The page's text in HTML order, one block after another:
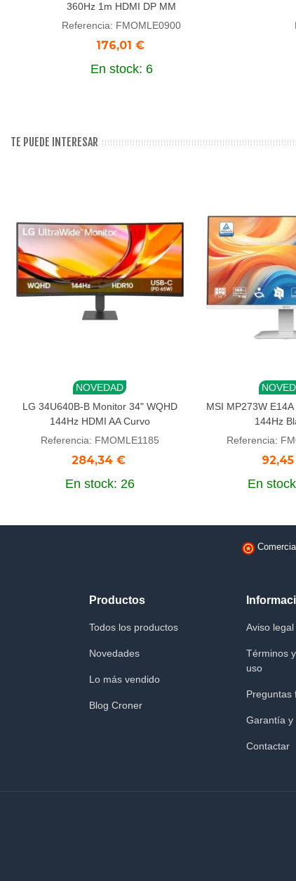
360Hz 1m HDMI DP MM
Referencia: FMOMLE0900
176,01 €
En stock: 6
TE PUEDE INTERESAR
Añadir al carrito
NOVEDAD
LG 34U640B-B Monitor 34" WQHD
144Hz HDMI AA Curvo
Referencia: FMOMLE1185
284,34 €
En stock: 26
Añadir al
MSI MP273W
144Hz
Referencia:
En
Productos
Todos los productos
Novedades
Lo más vendido
Blog Croner
Aviso legal
Términos
uso
Preguntas
Garantía y
Contactar